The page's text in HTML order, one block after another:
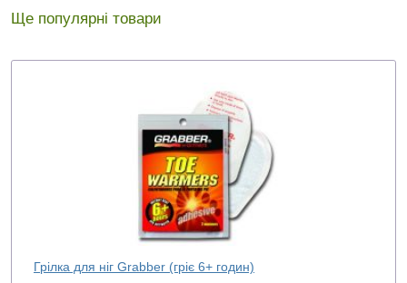
Ще популярні товари
Грілка для ніг Grabber (гріє 6+ годин)